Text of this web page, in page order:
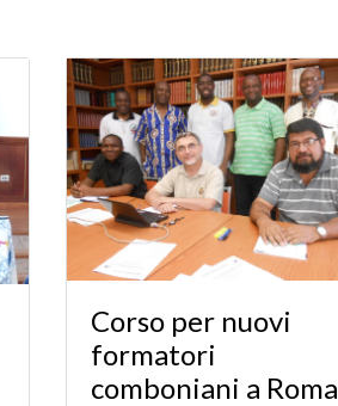
Corso per nuovi
formatori
comboniani a Roma